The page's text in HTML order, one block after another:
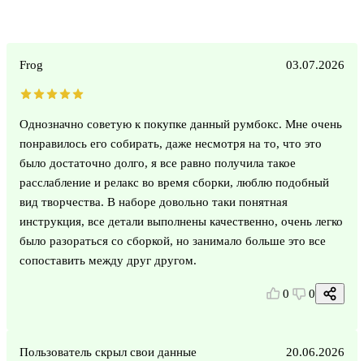
Frog 03.07.2026
Однозначно советую к покупке данный румбокс. Мне очень
понравилось его собирать, даже несмотря на то, что это
было достаточно долго, я все равно получила такое
расслабление и релакс во время сборки, люблю подобный
вид творчества. В наборе довольно таки понятная
инструкция, все детали выполнены качественно, очень легко
было разораться со сборкой, но занимало больше это все
сопоставить между друг другом.
0 0
Пользователь скрыл свои данные 20.06.2026